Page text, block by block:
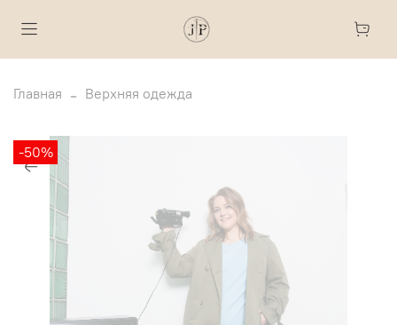
Главная Верхняя одежда
-50%